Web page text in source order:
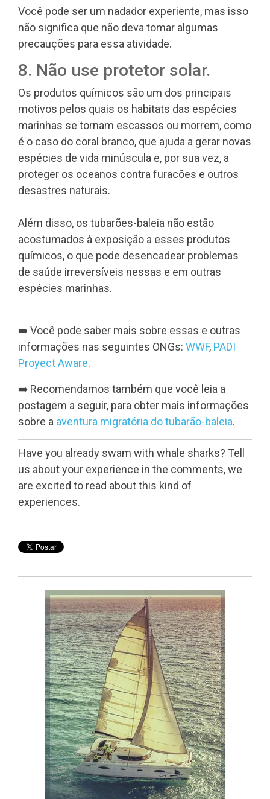
Você pode ser um nadador experiente, mas isso
não significa que não deva tomar algumas
precauções para essa atividade.
8. Não use protetor solar.
Os produtos químicos são um dos principais
motivos pelos quais os habitats das espécies
marinhas se tornam escassos ou morrem, como
é o caso do coral branco, que ajuda a gerar novas
espécies de vida minúscula e, por sua vez, a
proteger os oceanos contra furacões e outros
desastres naturais.
Além disso, os tubarões-baleia não estão
acostumados à exposição a esses produtos
químicos, o que pode desencadear problemas
de saúde irreversíveis nessas e em outras
espécies marinhas.
➡️Você pode saber mais sobre essas e outras
informações nas seguintes ONGs: WWF, PADI
Proyect Aware.
➡️ Recomendamos também que você leia a
postagem a seguir, para obter mais informações
sobre a aventura migratória do tubarão-baleia.
Have you already swam with whale sharks? Tell
us about your experience in the comments, we
are excited to read about this kind of
experiences.